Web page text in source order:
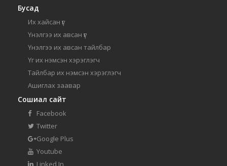
Бусад
Их хайсан үг
Үнэлгээ их авсан үг
Үнэлгээ их авсан тайлбар
Үг их нэмсэн хэрэглэгч
Тайлбар их нэмсэн хэрэглэгч
Ашиглах заавар
Сошиал сайт
Facebook
Twitter
Google Plus
Youtube
Linked In